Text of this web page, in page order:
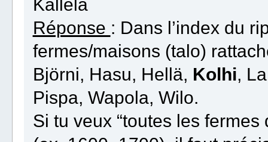
Kallela
Réponse : Dans l’index du
fermes/maisons (talo)
Björni, Hasu, Hellä, Kolhi,
Pispa, Wapola, Wilo.
Si tu veux “toutes les